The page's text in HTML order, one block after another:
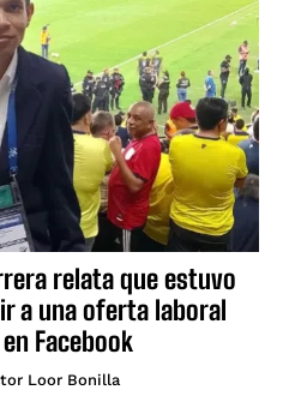
relata que estuvo
a una oferta laboral
Facebook
Loor Bonilla